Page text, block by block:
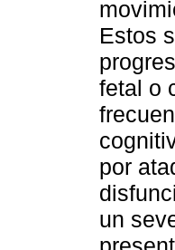
Estos
fetal o
por
un